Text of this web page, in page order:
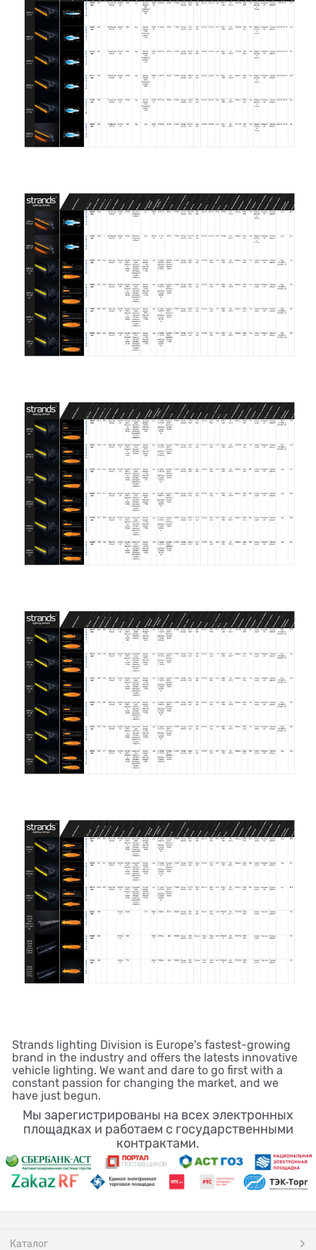
Strands lighting Division is Europe's fastest-growing
brand in the industry and offers the latests innovative
vehicle lighting. We want and dare to go first with a
constant passion for changing the market, and we
have just begun.
Мы зарегистрированы на всех электронных
площадках и работаем с государственными
контрактами.
Каталог